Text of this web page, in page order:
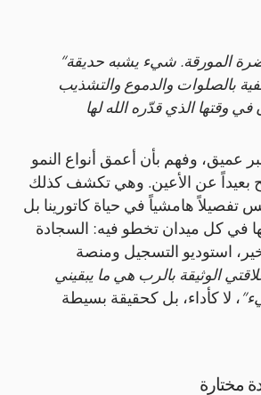
“أجد نفسي في الخضرة المورقة. شيء يشبه حديقة
بالصلوات والدموع والتشذيب
عميق، وفهم بأن أعمق أنواع النمو
عن الأعين. وهي تكشف كذلك
تفصيلاً هامشياً في حياة كاتورينا بل
في كل ميدان تخطو فيه: السجادة
استوديو التسجيل ومنصة
الوثيقة بالرب هي ما يبقيني
مختارة